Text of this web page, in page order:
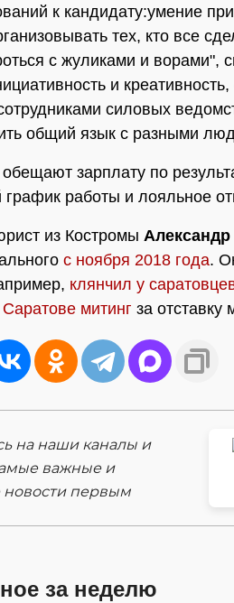
к кандидату:умение
тех, кто все
с жуликами и ворами",
и
силовых
общий язык с разными
зарплату по
работы и лояльное
из Костромы
с ноября 2018 года.
клянчил у
митинг за
на наши каналы и
важные и
новости первым
за неделю